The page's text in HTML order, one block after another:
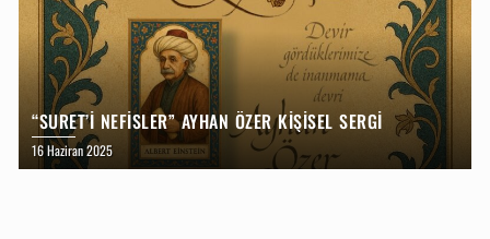
“SURET’I NEFISLER” AYHAN ÖZER KIŞISEL SERGI
16 Haziran 2025